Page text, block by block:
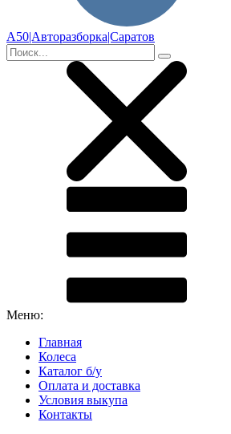
А50|Авторазборка|Саратов
Меню:
Главная
Колеса
Каталог б/у
Оплата и доставка
Условия выкупа
Контакты